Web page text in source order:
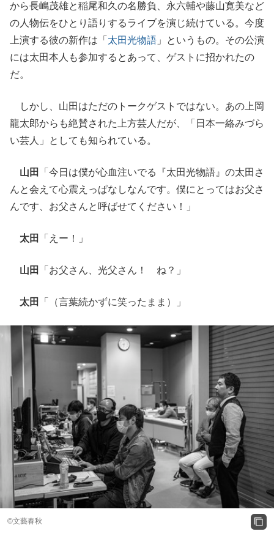
から長嶋茂雄と稲尾和久の名勝負、永六輔や藤山寛美など
の人物伝をひとり語りするライブを演じ続けている。今度
上演する彼の新作は「 太田光物語 」というもの。その公演
には太田本人も参加するとあって、ゲストに招かれたの
だ。
しかし、山田はただのトークゲストではない。あの上岡
龍太郎からも絶賛された上方芸人だが、「日本一絡みづら
い芸人」としても知られている。
山田
「今日は僕が心血注いでる『太田光物語』の太田さ
んと会えて心震えっぱなしなんです。僕にとってはお父さ
んです、お父さんと呼ばせてください！」
太田 「えー！」
山田 「お父さん、光父さん！ ね？」
太田 「（言葉続かずに笑ったまま）」
©️文藝春秋